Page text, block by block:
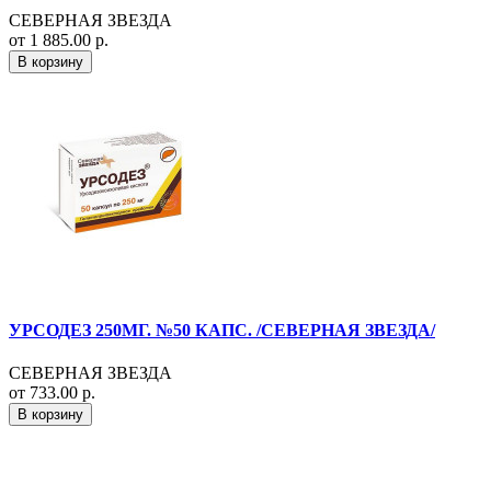
СЕВЕРНАЯ ЗВЕЗДА
от 1 885.00 р.
В корзину
УРСОДЕЗ 250МГ. №50 КАПС. /СЕВЕРНАЯ ЗВЕЗДА/
СЕВЕРНАЯ ЗВЕЗДА
от 733.00 р.
В корзину